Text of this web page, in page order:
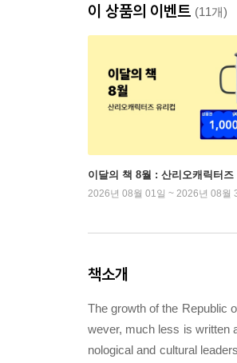
이 상품의 이벤트 (11개)
이달의 책 8월 : 산리오캐릭터즈
2026년 08월 01일 ~ 2026년 08월
책소개
The growth of the Republic
wever, much less is written
nological and cultural